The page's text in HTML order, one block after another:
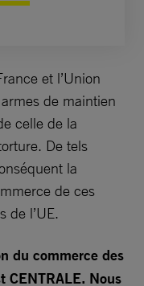
et l’Union
de maintien
celle de la
De tels
la
de ces
de l’UE.
du commerce des
CENTRALE. Nous